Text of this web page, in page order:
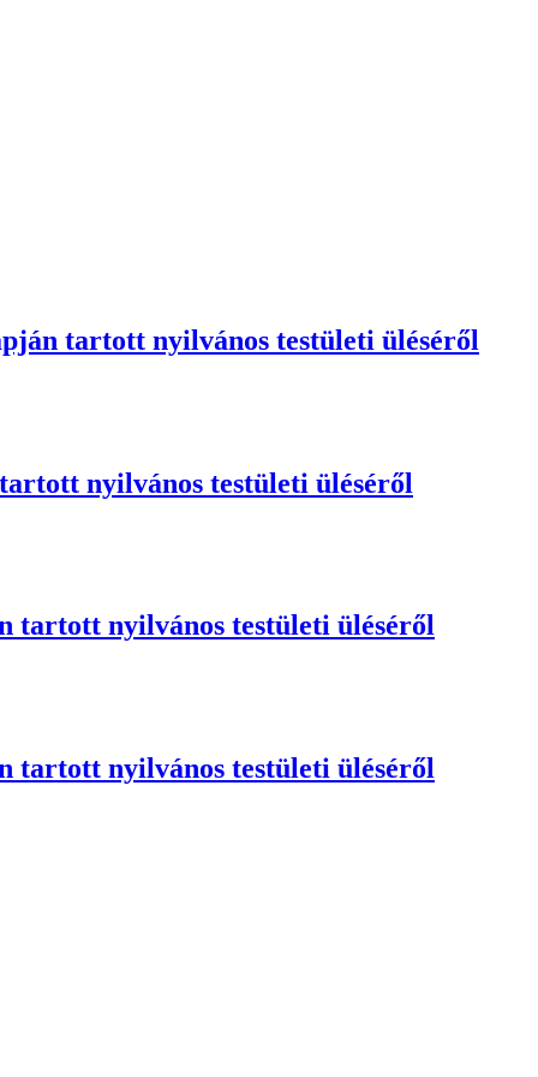
tartott nyilvános testületi üléséről
nyilvános testületi üléséről
tartott nyilvános testületi üléséről
tartott nyilvános testületi üléséről